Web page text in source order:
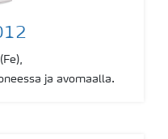
ja avomaalla.